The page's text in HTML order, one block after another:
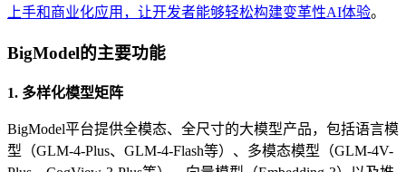
上手和商业化应用，让开发者能够轻松构建变革性AI体验。
BigModel的主要功能
1. 多样化模型矩阵
BigModel平台提供全模态、全尺寸的大模型产品，包括语言模
型（GLM-4-Plus、GLM-4-Flash等）、多模态模型（GLM-4V-